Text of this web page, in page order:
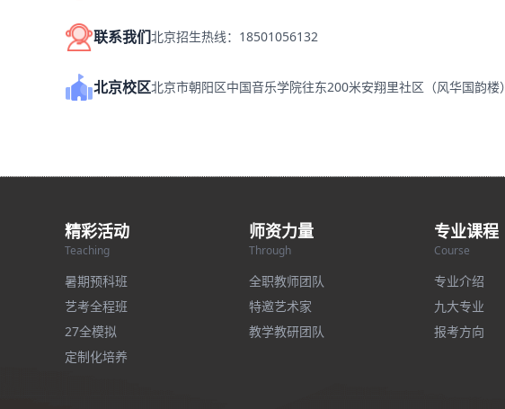
联系我们北京招生热线：18501056132
北京校区北京市朝阳区中国音乐学院往东200米安翔里社区（风华国韵楼）
精彩活动
Teaching
暑期预科班
艺考全程班
27全模拟
定制化培养
师资力量
Through
全职教师团队
特邀艺术家
教学教研团队
专业课程
Course
专业介绍
九大专业
报考方向